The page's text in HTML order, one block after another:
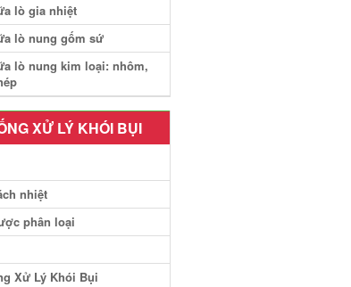
lò gia nhiệt
lò nung gốm sứ
lò nung kim loại: nhôm,
XỬ LÝ KHÓI BỤI
nhiệt
phân loại
Xử Lý Khói Bụi